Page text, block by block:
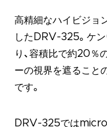
高精細なハイビジョ
したDRV-325。ケ
り、容積比で約20％
ーの視界を遮ること
です。
DRV-325では